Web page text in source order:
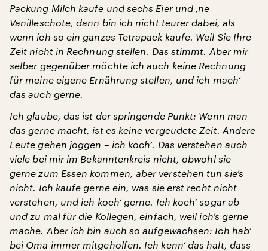
Packung Milch kaufe und sechs Eier und ‚ne
Vanilleschote, dann bin ich nicht teurer dabei, als
wenn ich so ein ganzes Tetrapack kaufe. Weil Sie Ihre
Zeit nicht in Rechnung stellen. Das stimmt. Aber mir
selber gegenüber möchte ich auch keine Rechnung
für meine eigene Ernährung stellen, und ich mach’
das auch gerne.
Ich glaube, das ist der springende Punkt: Wenn man
das gerne macht, ist es keine vergeudete Zeit. Andere
Leute gehen joggen – ich koch’. Das verstehen auch
viele bei mir im Bekanntenkreis nicht, obwohl sie
gerne zum Essen kommen, aber verstehen tun sie’s
nicht. Ich kaufe gerne ein, was sie erst recht nicht
verstehen, und ich koch‘ gerne. Ich koch’ sogar ab
und zu mal für die Kollegen, einfach, weil ich’s gerne
mache. Aber ich bin auch so aufgewachsen: Ich hab‘
bei Oma immer mitgeholfen. Ich kenn’ das halt, dass